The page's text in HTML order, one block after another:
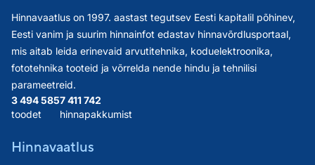
Hinnavaatlus on 1997. aastast tegutsev Eesti kapitalil põhinev,
Eesti vanim ja suurim hinnainfot edastav hinnavõrdlusportaal,
mis aitab leida erinevaid arvutitehnika, koduelektroonika,
fototehnika tooteid ja võrrelda nende hindu ja tehnilisi
parameetreid.
3 494 585
toodet
7 411 742
hinnapakkumist
Hinnavaatlus